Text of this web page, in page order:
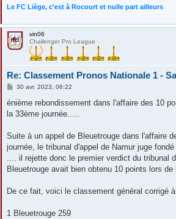
Le FC Liège, c'est à Rocourt et nulle part ailleurs
vin06
Challenger Pro League
Re: Classement Pronos Nationale 1 -
M
s
a
30 avr. 2023, 06:22
énième rebondissement dans l'affaire des 10
la 33ème journée.....
Suite à un appel de Bleuetrouge dans l'affaire
journée, le tribunal d'appel de Namur juge
.... il rejette donc le premier verdict du tribunal
Bleuetrouge avait bien obtenu 10 points lors de
De ce fait, voici le classement général corrigé
1 Bleuetrouge 259